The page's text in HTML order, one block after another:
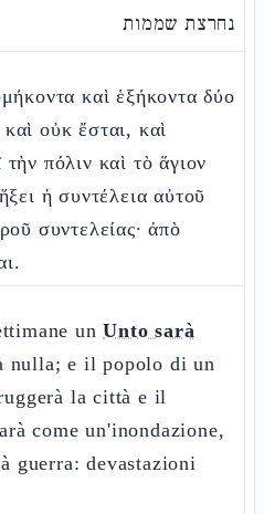
נחרצת שממות
καὶ ἑξήκοντα δύο
οὐκ ἔσται, καὶ
πόλιν καὶ τὸ ἅγιον
ἡ συντέλεια αὐτοῦ
συντελείας· ἀπὸ
unUnto sarà
nulla; e il popolo di un
la città e il
come un'inondazione,
guerra: devastazioni